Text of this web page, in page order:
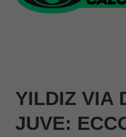
YILDIZ VIA
JUVE: